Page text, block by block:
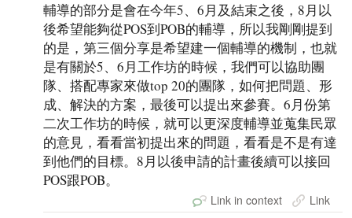
輔導的部分是會在今年5、6月及結束之後，8月以
後希望能夠從POS到POB的輔導，所以我剛剛提到
的是，第三個分享是希望建一個輔導的機制，也就
是有關於5、6月工作坊的時候，我們可以協助團
隊、搭配專家來做top 20的團隊，如何把問題、形
成、解決的方案，最後可以提出來參賽。6月份第
二次工作坊的時候，就可以更深度輔導並蒐集民眾
的意見，看看當初提出來的問題，看看是不是有達
到他們的目標。8月以後申請的計畫後續可以接回
POS跟POB。
Link in context Link